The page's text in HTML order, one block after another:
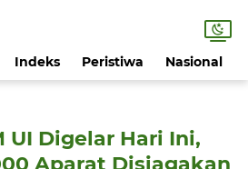
Indeks Peristiwa Nasional
UI Digelar Hari Ini,
Aparat Disiagakan